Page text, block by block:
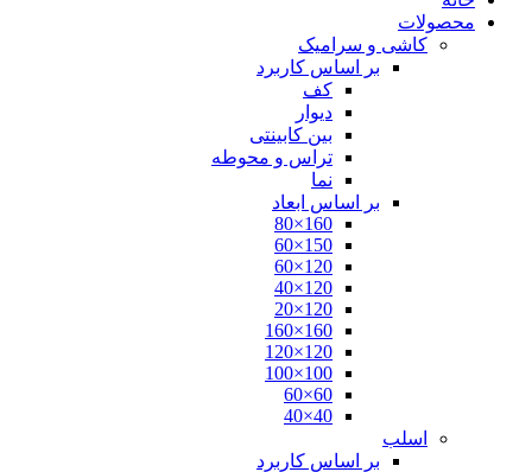
محصولات
کاشی و سرامیک
بر اساس کاربرد
کف
دیوار
بین کابینتی
تراس و محوطه
نما
بر اساس ابعاد
160×80
150×60
120×60
120×40
120×20
160×160
120×120
100×100
60×60
40×40
اسلب
بر اساس کاربرد